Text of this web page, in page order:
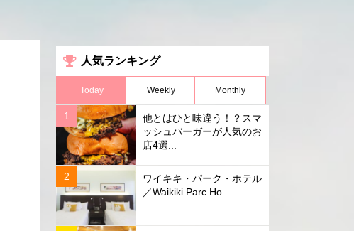
人気ランキング
Today Weekly Monthly
他とはひと味違う！？スマ
ッシュバーガーが人気のお
店4選...
ワイキキ・パーク・ホテル
／Waikiki Parc Ho...